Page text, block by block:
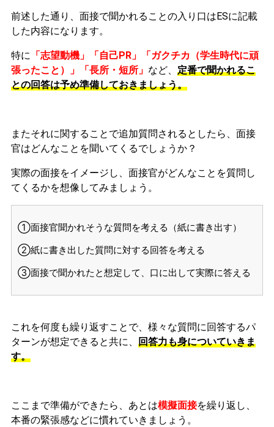
前述した通り、面接で聞かれることの入り口はESに記載
した内容になります。
特に 「志望動機」「自己PR」「ガクチカ（学生時代に頑
張ったこと）」「長所・短所」 など、 定番で聞かれるこ
との回答は予め準備しておきましょう。
またそれに関することで追加質問されるとしたら、面接
官はどんなことを聞いてくるでしょうか？
実際の面接をイメージし、面接官がどんなことを質問し
てくるかを想像してみましょう。
①面接官聞かれそうな質問を考える（紙に書き出す）
②紙に書き出した質問に対する回答を考える
③面接で聞かれたと想定して、口に出して実際に答える
これを何度も繰り返すことで、様々な質問に回答するパ
ターンが想定できると共に、 回答力も身についていきま
す。
ここまで準備ができたら、あとは模擬面接を繰り返し、
本番の緊張感などに慣れていきましょう。